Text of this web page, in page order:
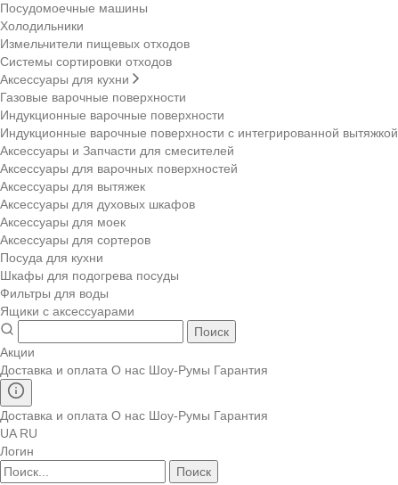
Посудомоечные машины
Холодильники
Измельчители пищевых отходов
Системы сортировки отходов
Аксессуары для кухни
Газовые варочные поверхности
Индукционные варочные поверхности
Индукционные варочные поверхности с интегрированной вытяжкой
Аксессуары и Запчасти для смесителей
Аксессуары для варочных поверхностей
Аксессуары для вытяжек
Аксессуары для духовых шкафов
Аксессуары для моек
Аксессуары для сортеров
Посуда для кухни
Шкафы для подогрева посуды
Фильтры для воды
Ящики с аксессуарами
Поиск
Акции
Доставка и оплата О нас Шоу-Румы Гарантия
Доставка и оплата О нас Шоу-Румы Гарантия
UA RU
Логин
Поиск